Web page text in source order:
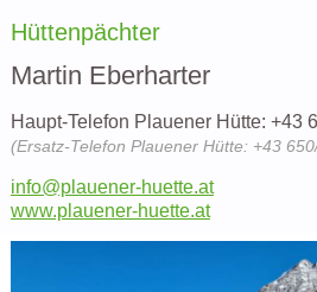
Hüttenpächter
Martin Eberharter
Haupt-Telefon Plauener Hütte: +43
(Ersatz-Telefon Plauener Hütte: +43
info@plauener-huette.at
www.plauener-huette.at